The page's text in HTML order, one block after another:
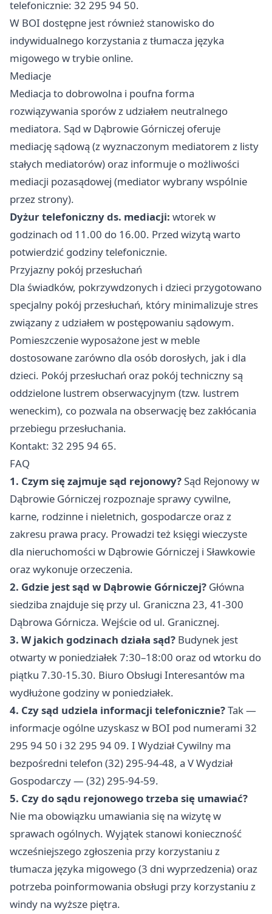
telefonicznie: 32 295 94 50.
W BOI dostępne jest również stanowisko do
indywidualnego korzystania z tłumacza języka
migowego w trybie online.
Mediacje
Mediacja to dobrowolna i poufna forma
rozwiązywania sporów z udziałem neutralnego
mediatora. Sąd w Dąbrowie Górniczej oferuje
mediację sądową (z wyznaczonym mediatorem z listy
stałych mediatorów) oraz informuje o możliwości
mediacji pozasądowej (mediator wybrany wspólnie
przez strony).
Dyżur telefoniczny ds. mediacji: wtorek w
godzinach od 11.00 do 16.00. Przed wizytą warto
potwierdzić godziny telefonicznie.
Przyjazny pokój przesłuchań
Dla świadków, pokrzywdzonych i dzieci przygotowano
specjalny pokój przesłuchań, który minimalizuje stres
związany z udziałem w postępowaniu sądowym.
Pomieszczenie wyposażone jest w meble
dostosowane zarówno dla osób dorosłych, jak i dla
dzieci. Pokój przesłuchań oraz pokój techniczny są
oddzielone lustrem obserwacyjnym (tzw. lustrem
weneckim), co pozwala na obserwację bez zakłócania
przebiegu przesłuchania.
Kontakt: 32 295 94 65.
FAQ
1. Czym się zajmuje sąd rejonowy?Sąd Rejonowy w
Dąbrowie Górniczej rozpoznaje sprawy cywilne,
karne, rodzinne i nieletnich, gospodarcze oraz z
zakresu prawa pracy. Prowadzi też księgi wieczyste
dla nieruchomości w Dąbrowie Górniczej i Sławkowie
oraz wykonuje orzeczenia.
2. Gdzie jest sąd w Dąbrowie Górniczej? Główna
siedziba znajduje się przy ul. Graniczna 23, 41-300
Dąbrowa Górnicza. Wejście od ul. Granicznej.
3. W jakich godzinach działa sąd? Budynek jest
otwarty w poniedziałek 7:30–18:00 oraz od wtorku do
piątku 7.30-15.30. Biuro Obsługi Interesantów ma
wydłużone godziny w poniedziałek.
4. Czy sąd udziela informacji telefonicznie?Tak —
informacje ogólne uzyskasz w BOI pod numerami 32
295 94 50 i 32 295 94 09. I Wydział Cywilny ma
bezpośredni telefon (32) 295-94-48, a V Wydział
Gospodarczy — (32) 295-94-59.
5. Czy do sądu rejonowego trzeba się umawiać?
Nie ma obowiązku umawiania się na wizytę w
sprawach ogólnych. Wyjątek stanowi konieczność
wcześniejszego zgłoszenia przy korzystaniu z
tłumacza języka migowego (3 dni wyprzedzenia) oraz
potrzeba poinformowania obsługi przy korzystaniu z
windy na wyższe piętra.